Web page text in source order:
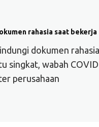
rahasia saat
dokumen
singkat, wabah
perusahaan